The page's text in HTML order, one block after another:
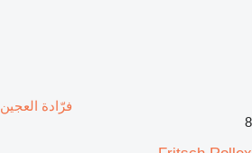
فرّادة العجين Fritsch Rollex
8